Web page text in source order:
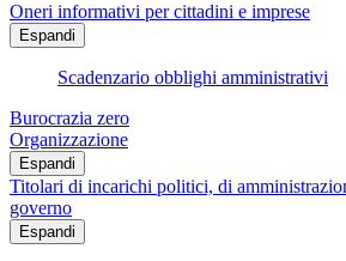
Oneri informativi per cittadini e imprese
Espandi
Scadenzario obblighi amministrativi
Burocrazia zero
Organizzazione
Espandi
Titolari di incarichi politici, di
governo
Espandi